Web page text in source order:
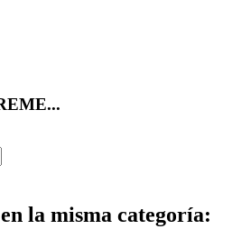
la misma categoría: